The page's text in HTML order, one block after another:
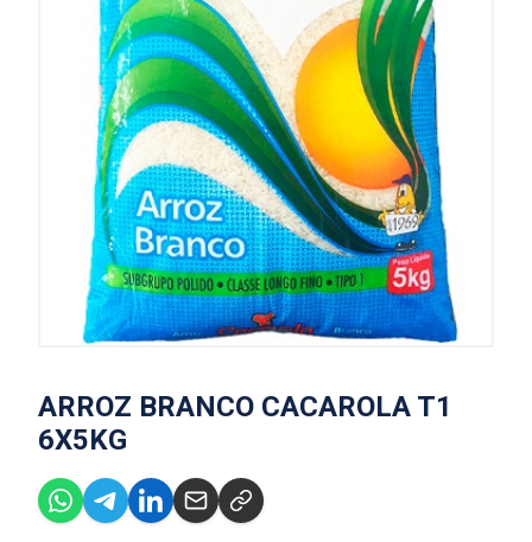
ARROZ BRANCO CACAROLA T1
6X5KG